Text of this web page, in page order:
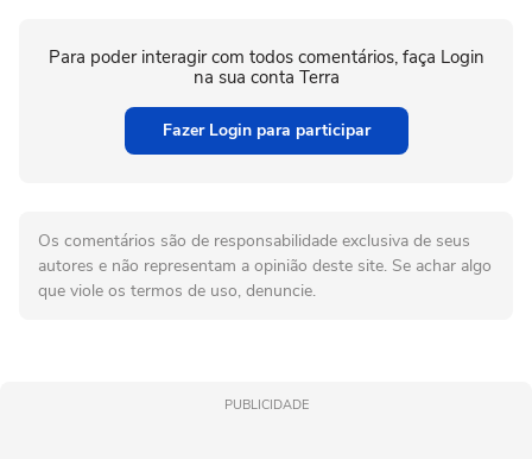
Para poder interagir com todos comentários, faça Login
na sua conta Terra
Fazer Login para participar
Os comentários são de responsabilidade exclusiva de seus
autores e não representam a opinião deste site. Se achar algo
que viole os termos de uso, denuncie.
PUBLICIDADE